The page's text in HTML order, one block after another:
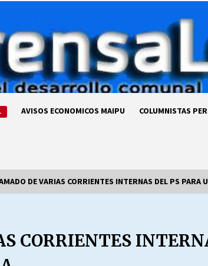
AVISOS ECONOMICOS MAIPU COLUMNISTAS
69 AÑOS DE HISTORIA
28/07/2026
DE VARIAS CORRIENTES INTERNAS DEL PS PARA
CORRIENTES